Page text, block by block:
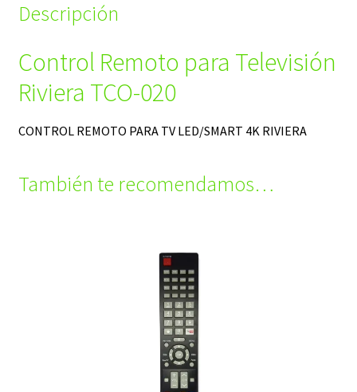
Descripción
Control Remoto para Televisión
Riviera TCO-020
CONTROL REMOTO PARA TV LED/SMART 4K RIVIERA
También te recomendamos…